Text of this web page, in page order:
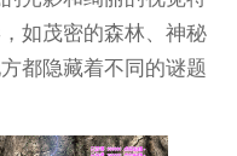
如茂密的森林、神秘
都隐藏着不同的谜题